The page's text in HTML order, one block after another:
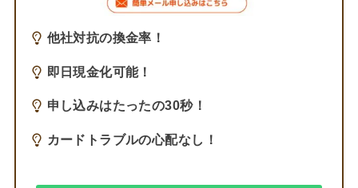
他社対抗の換金率！
即日現金化可能！
申し込みはたったの30秒！
カードトラブルの心配なし！